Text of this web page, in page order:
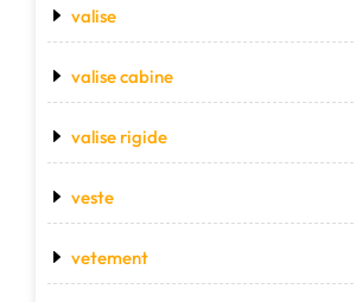
valise
valise cabine
valise rigide
veste
vetement